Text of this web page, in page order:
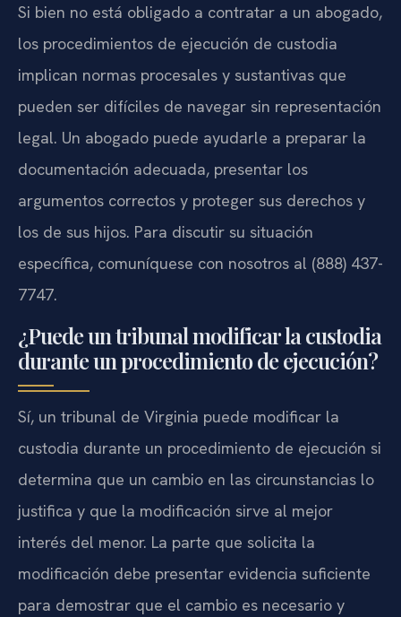
Si bien no está obligado a contratar a un abogado,
los procedimientos de ejecución de custodia
implican normas procesales y sustantivas que
pueden ser difíciles de navegar sin representación
legal. Un abogado puede ayudarle a preparar la
documentación adecuada, presentar los
argumentos correctos y proteger sus derechos y
los de sus hijos. Para discutir su situación
específica, comuníquese con nosotros al (888) 437-
7747.
¿Puede un tribunal modificar la custodia
durante un procedimiento de ejecución?
Sí, un tribunal de Virginia puede modificar la
custodia durante un procedimiento de ejecución si
determina que un cambio en las circunstancias lo
justifica y que la modificación sirve al mejor
interés del menor. La parte que solicita la
modificación debe presentar evidencia suficiente
para demostrar que el cambio es necesario y